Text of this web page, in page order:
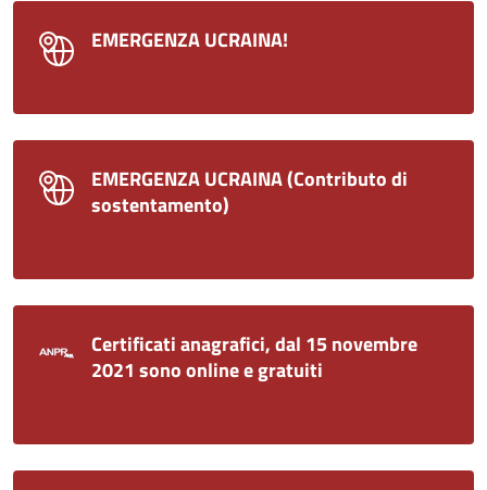
EMERGENZA UCRAINA!
EMERGENZA UCRAINA (Contributo di
sostentamento)
Certificati anagrafici, dal 15 novembre
2021 sono online e gratuiti